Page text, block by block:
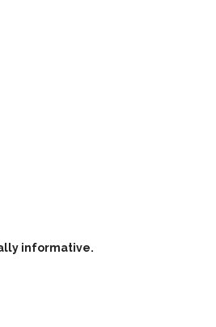
informative.